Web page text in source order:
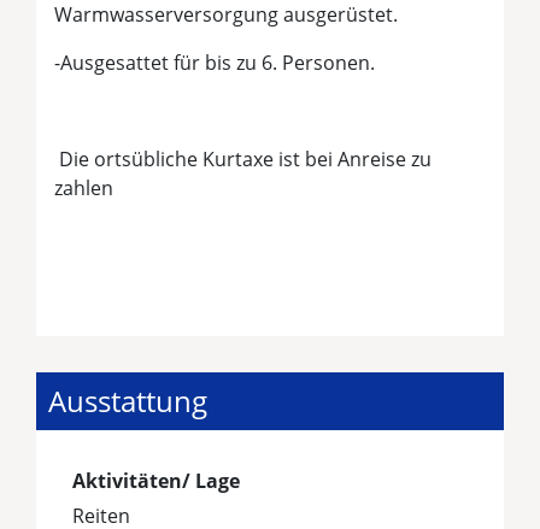
Warmwasserversorgung ausgerüstet.
-Ausgesattet für bis zu 6. Personen.
Die ortsübliche Kurtaxe ist bei Anreise zu
zahlen
Ausstattung
Aktivitäten/ Lage
Reiten